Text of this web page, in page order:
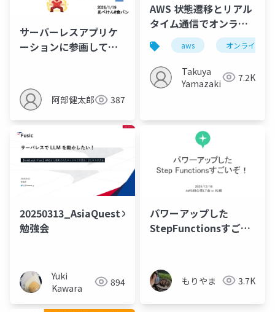
サーバーレスアプリケ
ーションに参画して失
阿部健太郎 387
AWS 状態遷移とリアル
タイム通信でオンライ
ンゲームを構築
aws オンラインゲ
Takuya
Yamazaki
7.2K
20250313_AsiaQuest×Fusic
勉強会
Yuki
Kawara
894
パワーアップした
StepFunctionsすごい
もりやま 3.7K